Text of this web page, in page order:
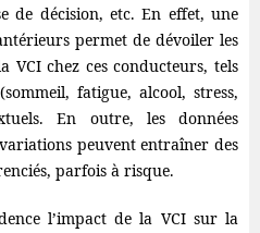
de décision, etc. En effet, une
permet de dévoiler les
chez ces conducteurs, tels
fatigue, alcool, stress,
En outre, les données
peuvent entraîner des
parfois à risque.
l’impact de la VCI sur la